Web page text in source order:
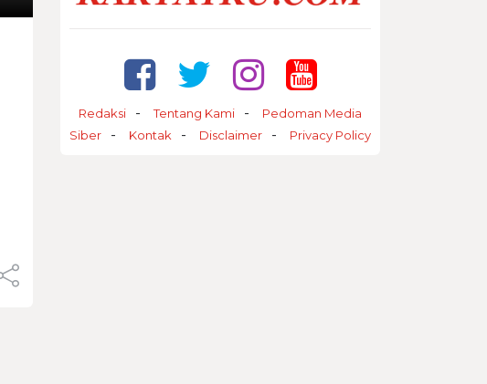
Redaksi Tentang Kami
Pedoman Media
Siber
Kontak Disclaimer Privacy Policy